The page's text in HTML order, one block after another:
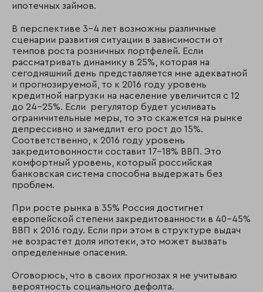
ипотечных займов.
В перспективе 3-4 лет возможны различные
сценарии развития ситуации в зависимости от
темпов роста розничных портфелей. Если
рассматривать динамику в 25%, которая на
сегодняшний день представляется мне адекватной
и прогнозируемой, то к 2016 году уровень
кредитной нагрузки на население увеличится с 12
до 24-25%. Если регулятор будет усиливать
ограничительные меры, то это скажется на рынке
депрессивно и замедлит его рост до 15%.
Соответственно, к 2016 году уровень
закредитовонности составит 17-18% ВВП. Это
комфортный уровень, который российская
банковская система способна выдержать без
проблем.
При росте рынка в 35% Россия достигнет
европейской степени закредитованности в 40-45%
ВВП к 2016 году. Если при этом в структуре выдач
не возрастет доля ипотеки, это может вызвать
определенные опасения.
Оговорюсь, что в своих прогнозах я не учитываю
вероятность социального дефолта.